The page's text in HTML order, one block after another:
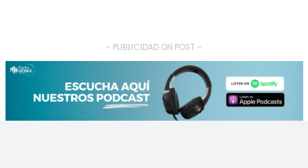
- PUBLICIDAD ON POST -